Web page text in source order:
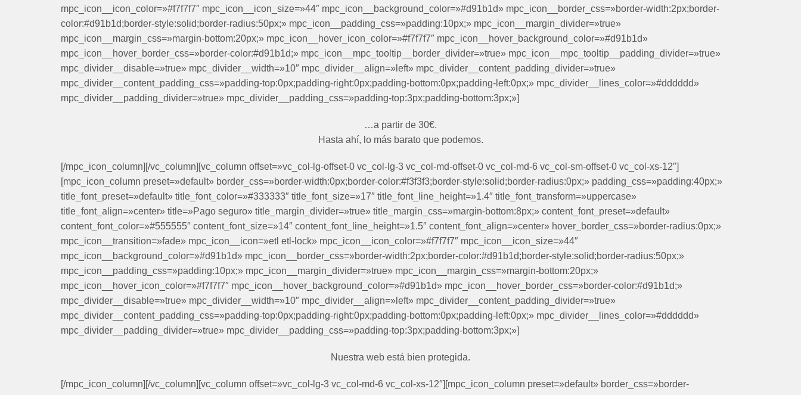
mpc_icon__icon_color=»#f7f7f7″ mpc_icon__icon_size=»44″ mpc_icon__background_color=»#d91b1d» mpc_icon__border_css=»border-width:2px;border-
color:#d91b1d;border-style:solid;border-radius:50px;» mpc_icon__padding_css=»padding:10px;» mpc_icon__margin_divider=»true»
mpc_icon__margin_css=»margin-bottom:20px;» mpc_icon__hover_icon_color=»#f7f7f7″ mpc_icon__hover_background_color=»#d91b1d»
mpc_icon__hover_border_css=»border-color:#d91b1d;» mpc_icon__mpc_tooltip__border_divider=»true» mpc_icon__mpc_tooltip__padding_divider=»true»
mpc_divider__disable=»true» mpc_divider__width=»10″ mpc_divider__align=»left» mpc_divider__content_padding_divider=»true»
mpc_divider__content_padding_css=»padding-top:0px;padding-right:0px;padding-bottom:0px;padding-left:0px;» mpc_divider__lines_color=»#dddddd»
mpc_divider__padding_divider=»true» mpc_divider__padding_css=»padding-top:3px;padding-bottom:3px;»]
…a partir de 30€.
Hasta ahí, lo más barato que podemos.
[/mpc_icon_column][/vc_column][vc_column offset=»vc_col-lg-offset-0 vc_col-lg-3 vc_col-md-offset-0 vc_col-md-6 vc_col-sm-offset-0 vc_col-xs-12″]
[mpc_icon_column preset=»default» border_css=»border-width:0px;border-color:#f3f3f3;border-style:solid;border-radius:0px;» padding_css=»padding:40px;»
title_font_preset=»default» title_font_color=»#333333″ title_font_size=»17″ title_font_line_height=»1.4″ title_font_transform=»uppercase»
title_font_align=»center» title=»Pago seguro» title_margin_divider=»true» title_margin_css=»margin-bottom:8px;» content_font_preset=»default»
content_font_color=»#555555″ content_font_size=»14″ content_font_line_height=»1.5″ content_font_align=»center» hover_border_css=»border-radius:0px;»
mpc_icon__transition=»fade» mpc_icon__icon=»etl etl-lock» mpc_icon__icon_color=»#f7f7f7″ mpc_icon__icon_size=»44″
mpc_icon__background_color=»#d91b1d» mpc_icon__border_css=»border-width:2px;border-color:#d91b1d;border-style:solid;border-radius:50px;»
mpc_icon__padding_css=»padding:10px;» mpc_icon__margin_divider=»true» mpc_icon__margin_css=»margin-bottom:20px;»
mpc_icon__hover_icon_color=»#f7f7f7″ mpc_icon__hover_background_color=»#d91b1d» mpc_icon__hover_border_css=»border-color:#d91b1d;»
mpc_divider__disable=»true» mpc_divider__width=»10″ mpc_divider__align=»left» mpc_divider__content_padding_divider=»true»
mpc_divider__content_padding_css=»padding-top:0px;padding-right:0px;padding-bottom:0px;padding-left:0px;» mpc_divider__lines_color=»#dddddd»
mpc_divider__padding_divider=»true» mpc_divider__padding_css=»padding-top:3px;padding-bottom:3px;»]
Nuestra web está bien protegida.
[/mpc_icon_column][/vc_column][vc_column offset=»vc_col-lg-3 vc_col-md-6 vc_col-xs-12″][mpc_icon_column preset=»default» border_css=»border-